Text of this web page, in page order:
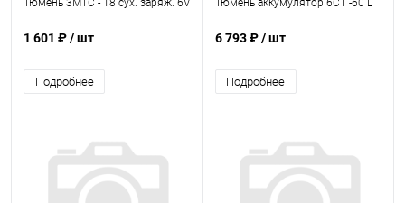
Тюмень 3МТС - 18 сух. заряж. 6V
1 601 ₽/ шт
Подробнее
Тюмень аккумулятор 6СТ -60 L
6 793 ₽/ шт
Подробнее